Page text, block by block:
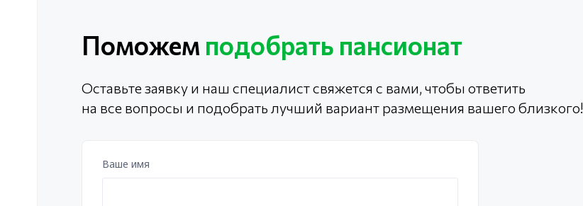
Поможем подобрать пансионат
Оставьте заявку и наш специалист свяжется с вами, чтобы ответить
на все вопросы и подобрать лучший вариант размещения вашего близкого!